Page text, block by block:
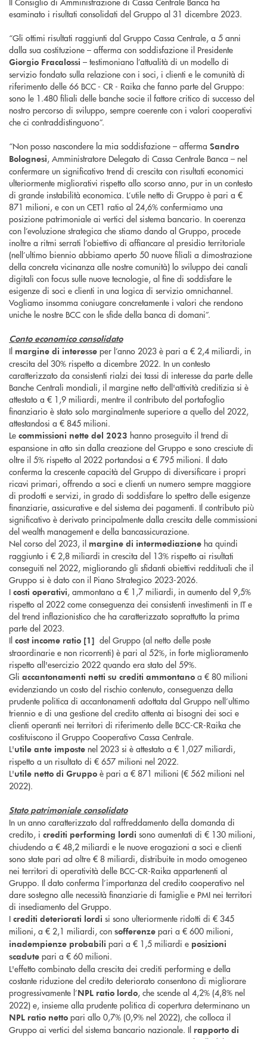
esaminato i risultati consolidati del Gruppo al 31 dicembre 2023.
“Gli ottimi risultati raggiunti dal Gruppo Cassa Centrale, a 5 anni
dalla sua costituzione – afferma con soddisfazione il Presidente
Giorgio Fracalossi – testimoniano l’attualità di un modello di
servizio fondato sulla relazione con i soci, i clienti e le comunità di
riferimento delle 66 BCC - CR - Raika che fanno parte del Gruppo:
sono le 1.480 filiali delle banche socie il fattore critico di successo del
nostro percorso di sviluppo, sempre coerente con i valori cooperativi
che ci contraddistinguono”.
“Non posso nascondere la mia soddisfazione – afferma Sandro
Bolognesi, Amministratore Delegato di Cassa Centrale Banca – nel
confermare un significativo trend di crescita con risultati economici
ulteriormente migliorativi rispetto allo scorso anno, pur in un contesto
di grande instabilità economica. L’utile netto di Gruppo è pari a €
871 milioni, e con un CET1 ratio al 24,6% confermiamo una
posizione patrimoniale ai vertici del sistema bancario. In coerenza
con l’evoluzione strategica che stiamo dando al Gruppo, procede
inoltre a ritmi serrati l’obiettivo di affiancare al presidio territoriale
(nell’ultimo biennio abbiamo aperto 50 nuove filiali a dimostrazione
della concreta vicinanza alle nostre comunità) lo sviluppo dei canali
digitali con focus sulle nuove tecnologie, al fine di soddisfare le
esigenze di soci e clienti in una logica di servizio omnichannel.
Vogliamo insomma coniugare concretamente i valori che rendono
uniche le nostre BCC con le sfide della banca di domani”.
Conto economico consolidato
Il margine di interesse per l’anno 2023 è pari a € 2,4 miliardi, in
crescita del 30% rispetto a dicembre 2022. In un contesto
caratterizzato da consistenti rialzi dei tassi di interesse da parte delle
Banche Centrali mondiali, il margine netto dell'attività creditizia si è
attestato a € 1,9 miliardi, mentre il contributo del portafoglio
finanziario è stato solo marginalmente superiore a quello del 2022,
attestandosi a € 845 milioni.
Le commissioni nette del 2023 hanno proseguito il trend di
espansione in atto sin dalla creazione del Gruppo e sono cresciute di
oltre il 5% rispetto al 2022 portandosi a € 795 milioni. Il dato
conferma la crescente capacità del Gruppo di diversificare i propri
ricavi primari, offrendo a soci e clienti un numero sempre maggiore
di prodotti e servizi, in grado di soddisfare lo spettro delle esigenze
finanziarie, assicurative e del sistema dei pagamenti. Il contributo più
significativo è derivato principalmente dalla crescita delle commissioni
del wealth management e della bancassicurazione.
Nel corso del 2023, il margine di intermediazione ha quindi
raggiunto i € 2,8 miliardi in crescita del 13% rispetto ai risultati
conseguiti nel 2022, migliorando gli sfidanti obiettivi reddituali che il
Gruppo si è dato con il Piano Strategico 2023-2026.
I costi operativi, ammontano a € 1,7 miliardi, in aumento del 9,5%
rispetto al 2022 come conseguenza dei consistenti investimenti in IT e
del trend inflazionistico che ha caratterizzato soprattutto la prima
parte del 2023.
Il cost income ratio [1] del Gruppo (al netto delle poste
straordinarie e non ricorrenti) è pari al 52%, in forte miglioramento
rispetto all'esercizio 2022 quando era stato del 59%.
Gli accantonamenti netti su crediti ammontano a € 80 milioni
evidenziando un costo del rischio contenuto, conseguenza della
prudente politica di accantonamenti adottata dal Gruppo nell’ultimo
triennio e di una gestione del credito attenta ai bisogni dei soci e
clienti operanti nei territori di riferimento delle BCC-CR-Raika che
costituiscono il Gruppo Cooperativo Cassa Centrale.
L'utile ante imposte nel 2023 si è attestato a € 1,027 miliardi,
rispetto a un risultato di € 657 milioni nel 2022.
L'utile netto di Gruppo è pari a € 871 milioni (€ 562 milioni nel
2022).
Stato patrimoniale consolidato
In un anno caratterizzato dal raffreddamento della domanda di
credito, i crediti performing lordi sono aumentati di € 130 milioni,
chiudendo a € 48,2 miliardi e le nuove erogazioni a soci e clienti
sono state pari ad oltre € 8 miliardi, distribuite in modo omogeneo
nei territori di operatività delle BCC-CR-Raika appartenenti al
Gruppo. Il dato conferma l’importanza del credito cooperativo nel
dare sostegno alle necessità finanziarie di famiglie e PMI nei territori
di insediamento del Gruppo.
I crediti deteriorati lordi si sono ulteriormente ridotti di € 345
milioni, a € 2,1 miliardi, con sofferenze pari a € 600 milioni,
inadempienze probabili pari a € 1,5 miliardi e posizioni
scadute pari a € 60 milioni.
L'effetto combinato della crescita dei crediti performing e della
costante riduzione del credito deteriorato consentono di migliorare
progressivamente l’NPL ratio lordo, che scende al 4,2% (4,8% nel
2022) e, insieme alla prudente politica di copertura determinano un
NPL ratio netto pari allo 0,7% (0,9% nel 2022), che colloca il
Gruppo ai vertici del sistema bancario nazionale. Il rapporto di